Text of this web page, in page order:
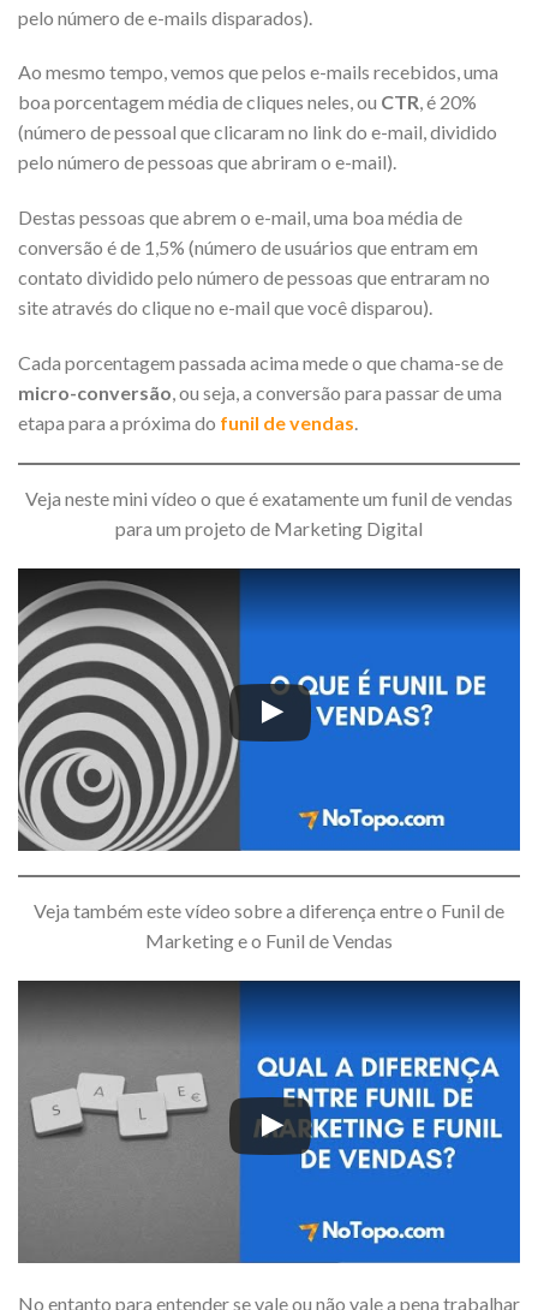
pelo número de e-mails disparados).
Ao mesmo tempo, vemos que pelos e-mails recebidos, uma
boa porcentagem média de cliques neles, ou CTR, é 20%
(número de pessoal que clicaram no link do e-mail, dividido
pelo número de pessoas que abriram o e-mail).
Destas pessoas que abrem o e-mail, uma boa média de
conversão é de 1,5% (número de usuários que entram em
contato dividido pelo número de pessoas que entraram no
site através do clique no e-mail que você disparou).
Cada porcentagem passada acima mede o que chama-se de
micro-conversão, ou seja, a conversão para passar de uma
etapa para a próxima do funil de vendas.
Veja neste mini vídeo o que é exatamente um funil de vendas
para um projeto de Marketing Digital
Veja também este vídeo sobre a diferença entre o Funil de
Marketing e o Funil de Vendas
No entanto para entender se vale ou não vale a pena trabalhar